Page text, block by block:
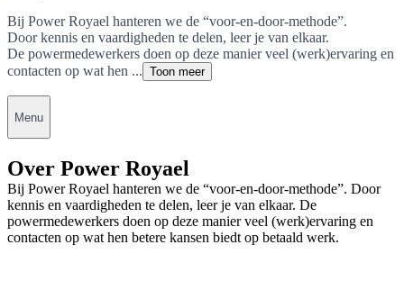
Bij Power Royael hanteren we de “voor-en-door-methode”.
Door kennis en vaardigheden te delen, leer je van elkaar.
De powermedewerkers doen op deze manier veel (werk)ervaring en
contacten op wat hen ... Toon meer
Menu
Over Power Royael
Bij Power Royael hanteren we de “voor-en-door-methode”. Door
kennis en vaardigheden te delen, leer je van elkaar. De
powermedewerkers doen op deze manier veel (werk)ervaring en
contacten op wat hen betere kansen biedt op betaald werk.